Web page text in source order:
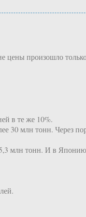
цены произошло
в те же 10%.
30 млн тонн.
млн тонн. И в